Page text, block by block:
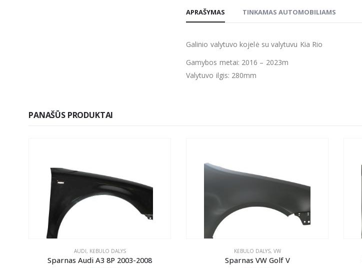
APRAŠYMAS TINKAMAS AUTOMOBILIAMS
Galinio valytuvo kojelė su valytuvu Kia Rio
Gamybos metai: 2016 – 2023m
Valytuvo ilgis: 280mm
PANAŠŪS PRODUKTAI
AUDI, KĖBULO DALYS
Sparnas Audi A3 8P 2003-2008
KĖBULO DALYS, VW
Sparnas VW Golf V